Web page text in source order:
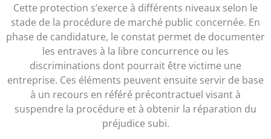
Cette protection s’exerce à différents niveaux selon le
stade de la procédure de marché public concernée. En
phase de candidature, le constat permet de documenter
les entraves à la libre concurrence ou les
discriminations dont pourrait être victime une
entreprise. Ces éléments peuvent ensuite servir de base
à un recours en référé précontractuel visant à
suspendre la procédure et à obtenir la réparation du
préjudice subi.